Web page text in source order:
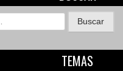
TEMAS